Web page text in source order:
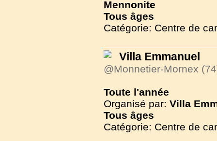
Mennonite
Tous âges
Catégorie: Centre de
Villa Emmanuel
@Monnetier-Mornex
Toute l'année
Organisé par: Villa
Tous âges
Catégorie: Centre de